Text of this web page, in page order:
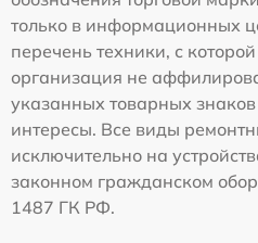
только в информационных
перечень техники, с
организация не
указанных товарных
интересы. Все виды
исключительно на
законном гражданском
1487 ГК РФ.